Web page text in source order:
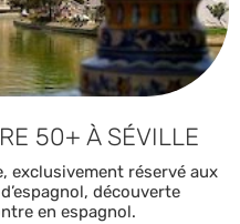
50+ À SÉVILLE
exclusivement réservé aux
découverte
en espagnol.